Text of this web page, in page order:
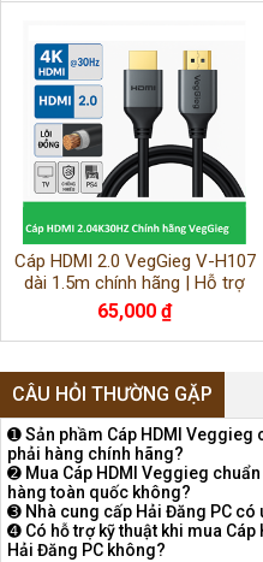
Cáp HDMI 2.0 VegGieg V-H107
dài 1.5m chính hãng | Hỗ trợ
4K@30Hz, truyền hình ảnh siêu
nét, ổn định
65,000 ₫
CÂU HỎI THƯỜNG GẶP
➊ Sản phầm Cáp HDMI Veggieg
phải hàng chính hãng?
➋ Mua Cáp HDMI Veggieg
hàng toàn quốc không?
➌ Nhà cung cấp Hải Đăng PC có
➍ Có hỗ trợ kỹ thuật khi mua
Hải Đăng PC không?